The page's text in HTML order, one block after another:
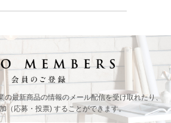
の最新商品の情報のメール配信を受け取れたり、
（応募・投票) することができます。